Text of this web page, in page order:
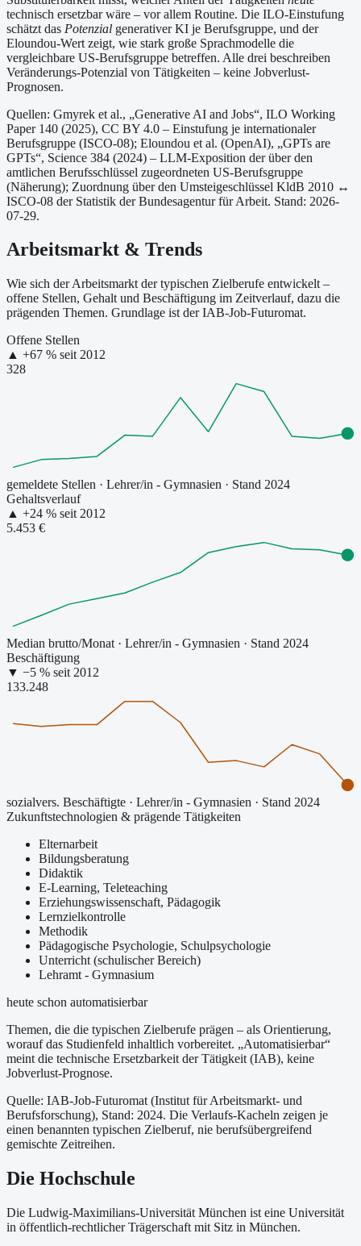
technisch ersetzbar wäre – vor allem Routine. Die ILO-Einstufung
schätzt das Potenzial generativer KI je Berufsgruppe, und der
Eloundou-Wert zeigt, wie stark große Sprachmodelle die
vergleichbare US-Berufsgruppe betreffen. Alle drei beschreiben
Veränderungs-Potenzial von Tätigkeiten – keine Jobverlust-
Prognosen.
Quellen: Gmyrek et al., „Generative AI and Jobs“, ILO Working
Paper 140 (2025), CC BY 4.0 – Einstufung je internationaler
Berufsgruppe (ISCO-08); Eloundou et al. (OpenAI), „GPTs are
GPTs“, Science 384 (2024) – LLM-Exposition der über den
amtlichen Berufsschlüssel zugeordneten US-Berufsgruppe
(Näherung); Zuordnung über den Umsteigeschlüssel KldB 2010 ↔
ISCO-08 der Statistik der Bundesagentur für Arbeit. Stand: 2026-
07-29.
Arbeitsmarkt & Trends
Wie sich der Arbeitsmarkt der typischen Zielberufe entwickelt –
offene Stellen, Gehalt und Beschäftigung im Zeitverlauf, dazu die
prägenden Themen. Grundlage ist der IAB-Job-Futuromat.
Offene Stellen
▲ +67 % seit 2012
328
gemeldete Stellen · Lehrer/in - Gymnasien · Stand 2024
Gehaltsverlauf
▲ +24 % seit 2012
5.453 €
Median brutto/Monat · Lehrer/in - Gymnasien · Stand 2024
Beschäftigung
▼ −5 % seit 2012
133.248
sozialvers. Beschäftigte · Lehrer/in - Gymnasien · Stand 2024
Zukunftstechnologien & prägende Tätigkeiten
Elternarbeit
Bildungsberatung
Didaktik
E-Learning, Teleteaching
Erziehungswissenschaft, Pädagogik
Lernzielkontrolle
Methodik
Pädagogische Psychologie, Schulpsychologie
Unterricht (schulischer Bereich)
Lehramt - Gymnasium
heute schon automatisierbar
Themen, die die typischen Zielberufe prägen – als Orientierung,
worauf das Studienfeld inhaltlich vorbereitet. „Automatisierbar“
meint die technische Ersetzbarkeit der Tätigkeit (IAB), keine
Jobverlust-Prognose.
Quelle: IAB-Job-Futuromat (Institut für Arbeitsmarkt- und
Berufsforschung), Stand: 2024. Die Verlaufs-Kacheln zeigen je
einen benannten typischen Zielberuf, nie berufsübergreifend
gemischte Zeitreihen.
Die Hochschule
Die Ludwig-Maximilians-Universität München ist eine Universität
in öffentlich-rechtlicher Trägerschaft mit Sitz in München.